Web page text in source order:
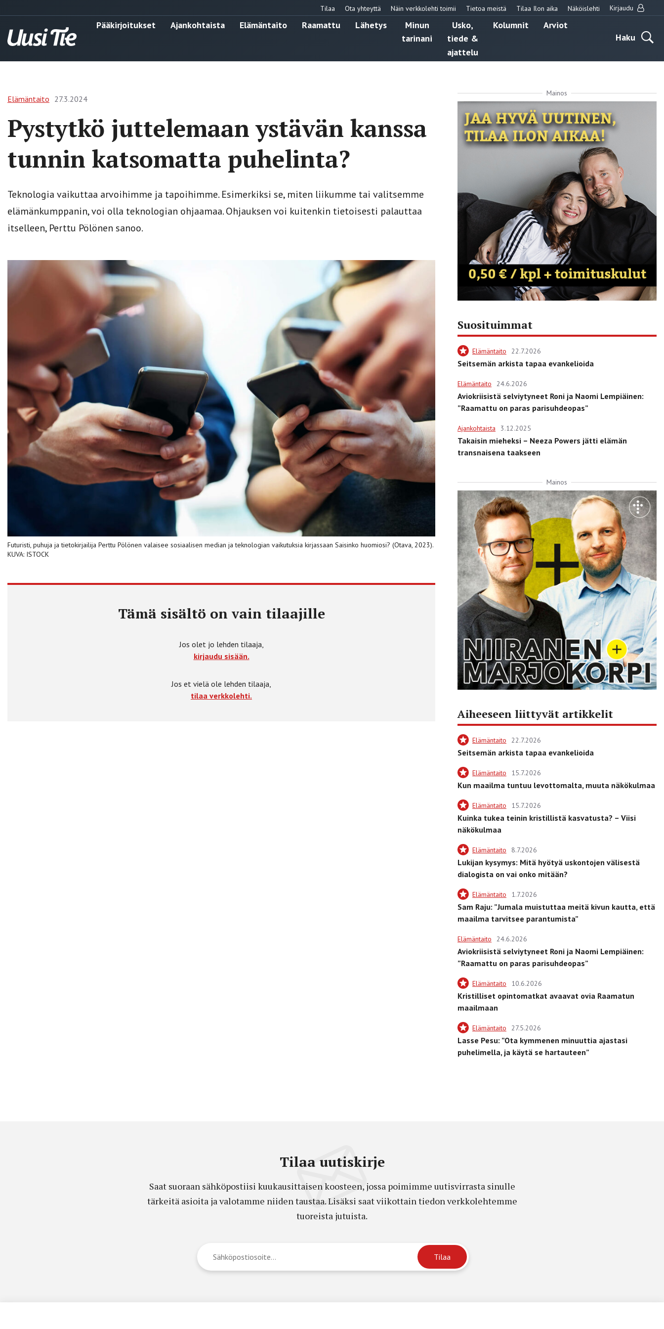
Tilaa Ota yhteyttä Näin verkkolehti toimii Tietoa meistä Tilaa Ilon aika Näköislehti Kirjaudu
Pääkirjoitukset Ajankohtaista Elämäntaito Raamattu Lähetys
Minun
tarinani
Usko,
tiede &
ajattelu
Kolumnit
Arviot
Haku
Elämäntaito 27.3.2024
Pystytkö juttelemaan ystävän kanssa
tunnin katsomatta puhelinta?
Teknologia vaikuttaa arvoihimme ja tapoihimme. Esimerkiksi se, miten liikumme tai valitsemme
elämänkumppanin, voi olla teknologian ohjaamaa. Ohjauksen voi kuitenkin tietoisesti palauttaa
itselleen, Perttu Pölönen sanoo.
Futuristi, puhuja ja tietokirjailija Perttu Pölönen valaisee sosiaalisen median ja teknologian vaikutuksia kirjassaan Saisinko huomiosi? (Otava, 2023).
KUVA: ISTOCK
Tämä sisältö on vain tilaajille
Jos olet jo lehden tilaaja,
kirjaudu sisään.
Jos et vielä ole lehden tilaaja,
tilaa verkkolehti.
Mainos
Suosituimmat
Elämäntaito 22.7.2026
Seitsemän arkista tapaa evankelioida
Elämäntaito 24.6.2026
Aviokriisistä selviytyneet Roni ja Naomi Lempiäinen:
”Raamattu on paras parisuhdeopas”
Ajankohtaista 3.12.2025
Takaisin mieheksi – Neeza Powers jätti elämän
transnaisena taakseen
Mainos
Aiheeseen liittyvät artikkelit
Elämäntaito 22.7.2026
Seitsemän arkista tapaa evankelioida
Elämäntaito 15.7.2026
Kun maailma tuntuu levottomalta, muuta näkökulmaa
Elämäntaito 15.7.2026
Kuinka tukea teinin kristillistä kasvatusta? – Viisi
näkökulmaa
Elämäntaito 8.7.2026
Lukijan kysymys: Mitä hyötyä uskontojen välisestä
dialogista on vai onko mitään?
Elämäntaito 1.7.2026
Sam Raju: ”Jumala muistuttaa meitä kivun kautta, että
maailma tarvitsee parantumista”
Elämäntaito 24.6.2026
Aviokriisistä selviytyneet Roni ja Naomi Lempiäinen:
”Raamattu on paras parisuhdeopas”
Elämäntaito 10.6.2026
Kristilliset opintomatkat avaavat ovia Raamatun
maailmaan
Elämäntaito 27.5.2026
Lasse Pesu: ”Ota kymmenen minuuttia ajastasi
puhelimella, ja käytä se hartauteen”
Tilaa uutiskirje
Saat suoraan sähköpostiisi kuukausittaisen koosteen, jossa poimimme uutisvirrasta sinulle
tärkeitä asioita ja valotamme niiden taustaa. Lisäksi saat viikottain tiedon verkkolehtemme
tuoreista jutuista.